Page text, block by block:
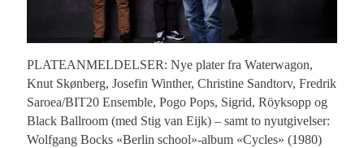
PLATEANMELDELSER: Nye plater fra Waterwagon,
Knut Skønberg, Josefin Winther, Christine Sandtorv, Fredrik
Saroea/BIT20 Ensemble, Pogo Pops, Sigrid, Röyksopp og
Black Ballroom (med Stig van Eijk) – samt to nyutgivelser:
Wolfgang Bocks «Berlin school»-album «Cycles» (1980)